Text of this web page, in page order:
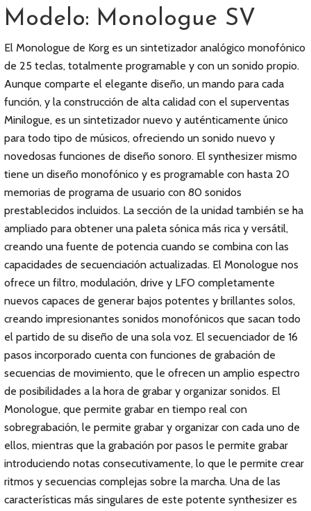
Modelo: Monologue SV
El Monologue de Korg es un sintetizador analógico monofónico
de 25 teclas, totalmente programable y con un sonido propio.
Aunque comparte el elegante diseño, un mando para cada
función, y la construcción de alta calidad con el superventas
Minilogue, es un sintetizador nuevo y auténticamente único
para todo tipo de músicos, ofreciendo un sonido nuevo y
novedosas funciones de diseño sonoro. El synthesizer mismo
tiene un diseño monofónico y es programable con hasta 20
memorias de programa de usuario con 80 sonidos
prestablecidos incluidos. La sección de la unidad también se ha
ampliado para obtener una paleta sónica más rica y versátil,
creando una fuente de potencia cuando se combina con las
capacidades de secuenciación actualizadas. El Monologue nos
ofrece un filtro, modulación, drive y LFO completamente
nuevos capaces de generar bajos potentes y brillantes solos,
creando impresionantes sonidos monofónicos que sacan todo
el partido de su diseño de una sola voz. El secuenciador de 16
pasos incorporado cuenta con funciones de grabación de
secuencias de movimiento, que le ofrecen un amplio espectro
de posibilidades a la hora de grabar y organizar sonidos. El
Monologue, que permite grabar en tiempo real con
sobregrabación, le permite grabar y organizar con cada uno de
ellos, mientras que la grabación por pasos le permite grabar
introduciendo notas consecutivamente, lo que le permite crear
ritmos y secuencias complejas sobre la marcha. Una de las
características más singulares de este potente synthesizer es